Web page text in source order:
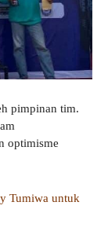
pimpinan tim.
optimisme
Tumiwa untuk